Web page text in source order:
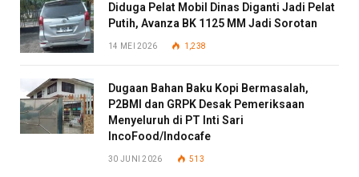
Diduga Pelat Mobil Dinas Diganti Jadi Pelat
Putih, Avanza BK 1125 MM Jadi Sorotan
14 MEI 2026 1,238
Dugaan Bahan Baku Kopi Bermasalah,
P2BMI dan GRPK Desak Pemeriksaan
Menyeluruh di PT Inti Sari
IncoFood/Indocafe
30 JUNI 2026 513